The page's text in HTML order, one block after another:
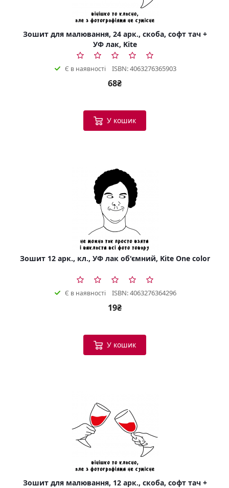
Зошит для малювання, 24 арк., скоба, софт тач +
УФ лак, Kite
Є в наявності ISBN: 4063276365903
68₴
У кошик
Зошит 12 арк., кл., УФ лак об'ємний, Kite One color
Є в наявності ISBN: 4063276364296
19₴
У кошик
Зошит для малювання, 12 арк., скоба, софт тач +